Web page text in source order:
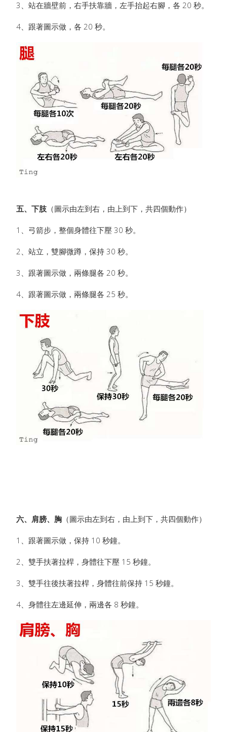
3、站在牆壁前，右手扶靠牆，左手抬起右腳，各 20 秒。
4、跟著圖示做，各 20 秒。
五、下肢 （圖示由左到右，由上到下，共四個動作）
1、弓箭步，整個身體往下壓 30 秒。
2、站立，雙腳微蹲，保持 30 秒。
3、跟著圖示做，兩條腿各 20 秒。
4、跟著圖示做，兩條腿各 25 秒。
六、肩膀、胸 （圖示由左到右，由上到下，共四個動作）
1、跟著圖示做，保持 10 秒鐘。
2、雙手扶著拉桿，身體往下壓 15 秒鐘。
3、雙手往後扶著拉桿，身體往前保持 15 秒鐘。
4、身體往左邊延伸，兩邊各 8 秒鐘。